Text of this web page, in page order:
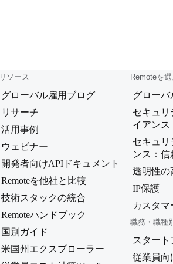
リソース
グローバル雇用ブログ
リサーチ
活用事例
ウェビナー
開発者向けAPIドキュメント
Remoteを他社と比較
技術スタックの統合
Remoteハンドブック
国別ガイド
米国州エクスプローラー
Remoteを
グローバ
セキュリ
イアンス
セキュリ
ンス：
透明性の
IP保護
カスタマ
職務・職種
スタート
従業員向